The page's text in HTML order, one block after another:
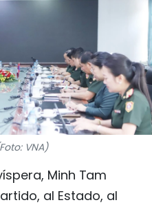
MULTIMEDIA
SOMOS?
VNA)
Minh Tam
al Estado, al